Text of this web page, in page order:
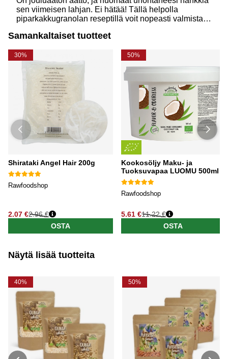
sen viimeisen lahjan. Ei hätää! Tällä helpolla
piparkakkugranolan reseptillä voit nopeasti valmistaa
joka tuo iloa – ja joulun tuoksua – lahjansaajalle.
Samankaltaiset tuotteet
30%
Shirataki Angel Hair 200g
Rawfoodshop
2.07 €2.96 €
OSTA
50%
Kookosöljy Maku- ja
Tuoksuvapaa LUOMU 500ml
Rawfoodshop
5.61 €11.22 €
OSTA
Näytä lisää tuotteita
40% 50%